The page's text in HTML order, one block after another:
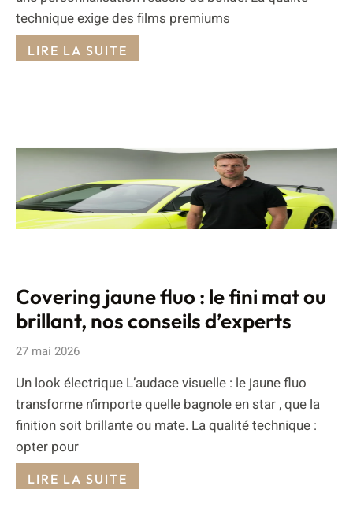
technique exige des films premiums
LIRE LA SUITE
Covering jaune fluo : le fini mat ou
brillant, nos conseils d’experts
27 mai 2026
Un look électrique L’audace visuelle : le jaune fluo
transforme n’importe quelle bagnole en star , que la
finition soit brillante ou mate. La qualité technique :
opter pour
LIRE LA SUITE